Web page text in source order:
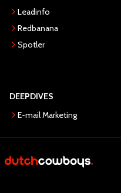
Leadinfo
Redbanana
Spotler
DEEPDIVES
E-mail Marketing